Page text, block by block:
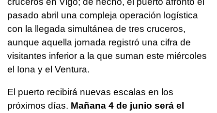
pasado abril una compleja operación logística
con la llegada simultánea de tres cruceros,
aunque aquella jornada registró una cifra de
visitantes inferior a la que suman este miércoles
el Iona y el Ventura.
El puerto recibirá nuevas escalas en los
próximos días. Mañana 4 de junio será el